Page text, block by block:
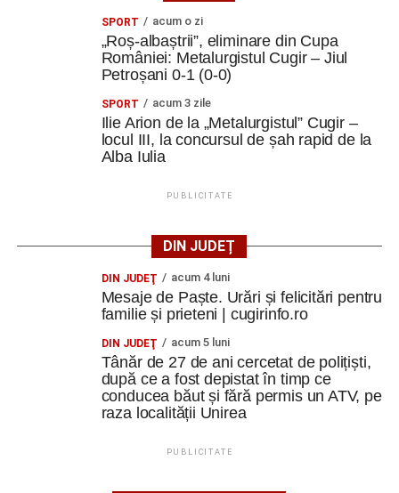
SPORT acum o zi
„Roș-albaștrii”, eliminare din Cupa
României: Metalurgistul Cugir – Jiul
Petroșani 0-1 (0-0)
SPORT acum 3 zile
Ilie Arion de la „Metalurgistul” Cugir –
locul III, la concursul de șah rapid de la
Alba Iulia
PUBLICITATE
DIN JUDEȚ
DIN JUDEŢ acum 4 luni
Mesaje de Paște. Urări și felicitări pentru
familie și prieteni | cugirinfo.ro
DIN JUDEŢ acum 5 luni
Tânăr de 27 de ani cercetat de polițiști,
după ce a fost depistat în timp ce
conducea băut și fără permis un ATV, pe
raza localității Unirea
PUBLICITATE